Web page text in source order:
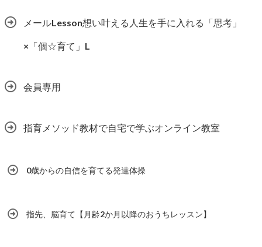
メールLesson想い叶える人生を手に入れる「思考」
×「個☆育て」L
会員専用
指育メソッド教材で自宅で学ぶオンライン教室
0歳からの自信を育てる発達体操
指先、脳育て【月齢2か月以降のおうちレッスン】